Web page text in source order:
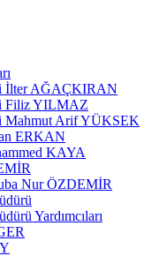
İlter AĞAÇKIRAN
Filiz YILMAZ
Mahmut Arif YÜKSEK
ERKAN
KAYA
Nur ÖZDEMİR
Yardımcıları